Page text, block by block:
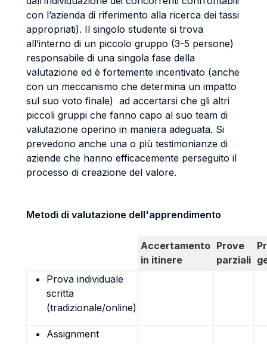
con l’azienda di riferimento alla ricerca dei tassi
appropriati). Il singolo studente si trova
all’interno di un piccolo gruppo (3-5 persone)
responsabile di una singola fase della
valutazione ed è fortemente incentivato (anche
con un meccanismo che determina un impatto
sul suo voto finale) ad accertarsi che gli altri
piccoli gruppi che fanno capo al suo team di
valutazione operino in maniera adeguata. Si
prevedono anche una o più testimonianze di
aziende che hanno efficacemente perseguito il
processo di creazione del valore.
Metodi di valutazione dell'apprendimento
Accertamento
in itinere
Prove
parziali
Prova individuale
scritta
(tradizionale/online)
Assignment